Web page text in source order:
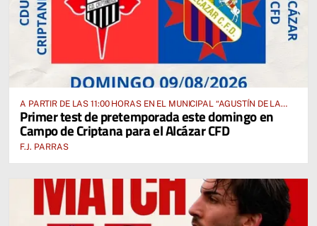
A PARTIR DE LAS 11:00 HORAS EN EL MUNICIPAL “AGUSTÍN DE LA
FUENTE” ANTE EL CUD CRIPTANENSE
Primer test de pretemporada este domingo en
Campo de Criptana para el Alcázar CFD
F.J. PARRAS